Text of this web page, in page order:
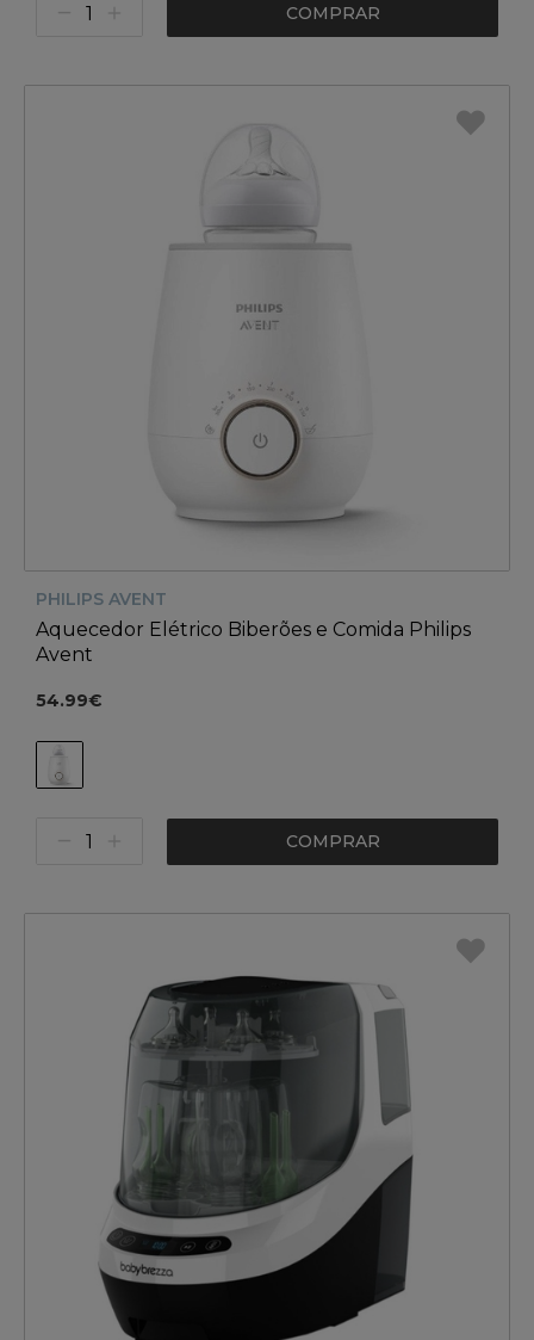
COMPRAR
PHILIPS AVENT
Aquecedor Elétrico Biberões e Comida Philips
Avent
54.99€
COMPRAR